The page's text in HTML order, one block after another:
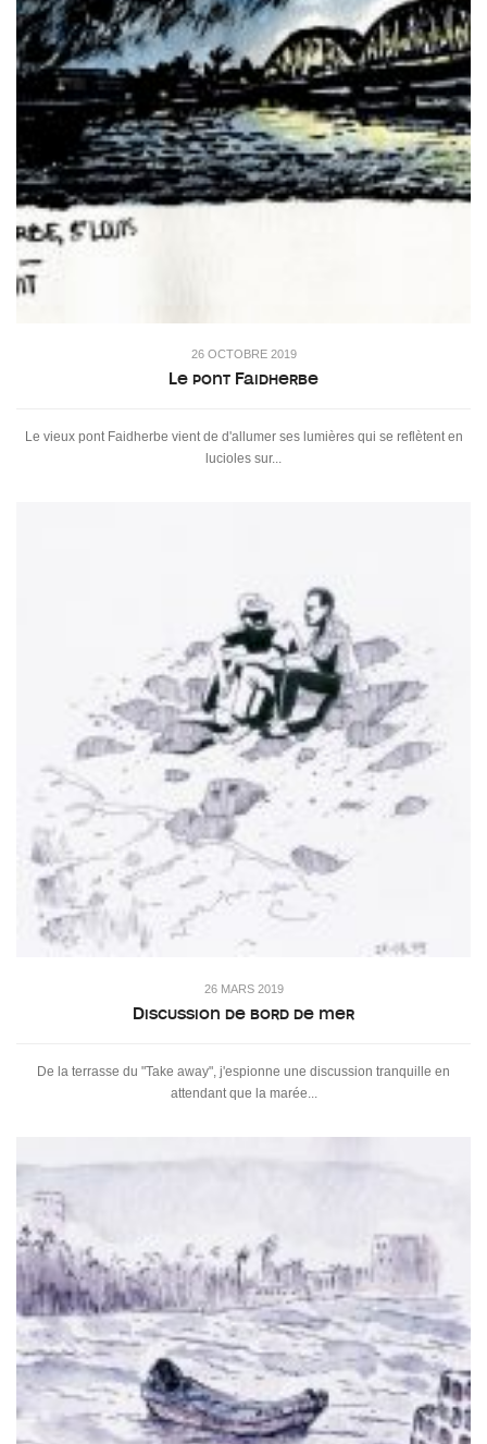
26 OCTOBRE 2019
Le pont Faidherbe
Le vieux pont Faidherbe vient de d'allumer ses lumières qui se reflètent en
lucioles sur...
26 MARS 2019
Discussion de bord de mer
De la terrasse du "Take away", j'espionne une discussion tranquille en
attendant que la marée...